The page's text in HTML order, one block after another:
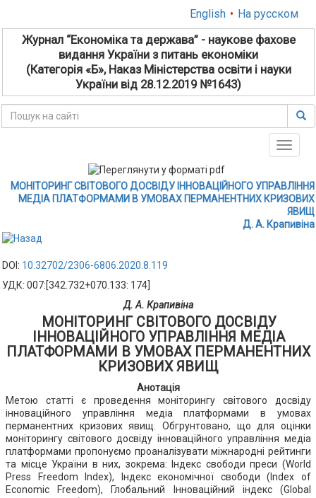
English • На русском
Журнал “Економіка та держава” - наукове фахове
видання України з питань економіки
(Категорія «Б», Наказ Міністерства освіти і науки
України від 28.12.2019 №1643)
Toggle
МОНІТОРИНГ СВІТОВОГО ДОСВІДУ ІННОВАЦІЙНОГО УПРАВЛІННЯ
МЕДІА ПЛАТФОРМАМИ В УМОВАХ ПЕРМАНЕНТНИХ КРИЗОВИХ
ЯВИЩ
Д. А. Крапивіна
DOI: 10.32702/2306-6806.2020.8.119
УДК: 007:[342.732+070.133: 174]
Д. А. Крапивіна
МОНІТОРИНГ СВІТОВОГО ДОСВІДУ
ІННОВАЦІЙНОГО УПРАВЛІННЯ МЕДІА
ПЛАТФОРМАМИ В УМОВАХ ПЕРМАНЕНТНИХ
КРИЗОВИХ ЯВИЩ
Анотація
Метою статті є проведення моніторингу світового досвіду
інноваційного управління медіа платформами в умовах
перманентних кризових явищ. Обгрунтовано, що для оцінки
моніторингу світового досвіду інноваційного управління медіа
платформами пропонуємо проаналізувати міжнародні рейтинги
та місце України в них, зокрема: Індекс свободи преси (World
Press Freedom Index), Індекс економічної свободи (Index of
Economic Freedom), Глобальний Інноваційний індекс (Global